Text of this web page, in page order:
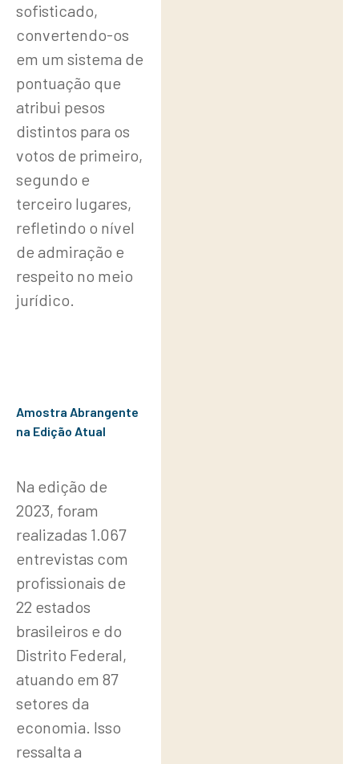
sofisticado,
convertendo-os
em um sistema de
pontuação que
atribui pesos
distintos para os
votos de primeiro,
segundo e
terceiro lugares,
refletindo o nível
de admiração e
respeito no meio
jurídico.
Amostra Abrangente
na Edição Atual
Na edição de
2023, foram
realizadas 1.067
entrevistas com
profissionais de
22 estados
brasileiros e do
Distrito Federal,
atuando em 87
setores da
economia. Isso
ressalta a